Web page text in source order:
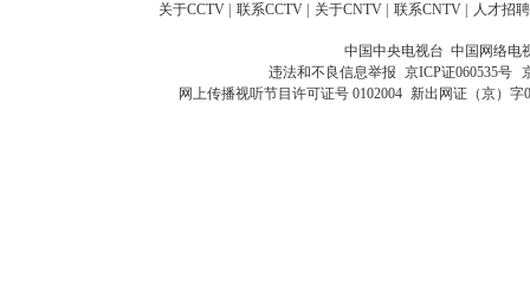
关于CCTV 联系CCTV 关于CNTV 联系CNTV 人才招聘
中国中央电视台 中国网络电
违法和不良信息举报 京ICP证060535号
网上传播视听节目许可证号 0102004 新出网证（京）